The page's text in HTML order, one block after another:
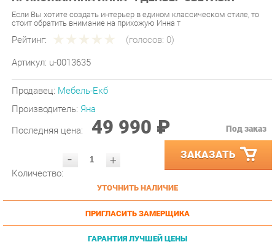
Рейтинг: (голосов:0)
Артикул: u-0013635
Производитель:Яна
Последняя цена: 49 990 ₽
- ЗАКАЗАТЬ
УТОЧНИТЬ НАЛИЧИЕ
ПРИГЛАСИТЬ ЗАМЕРЩИКА
ГАРАНТИЯ ЛУЧШЕЙ ЦЕНЫ